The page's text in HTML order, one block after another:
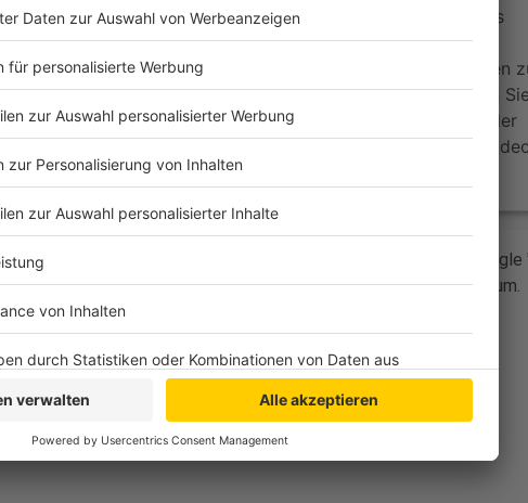
Wir verwenden einen Service eines
Drittanbieters, um Videoinhalte
einzubetten. Dieser Service kann Daten
Ihren Aktivitäten sammeln. Bitte lesen
die Details durch und stimmen Sie der
Nutzung des Service zu, um dieses
Platform
Rea Garvey, der irische Musiker und Songwriter, hat seine neue
veröffentlicht. Der Song ist der Vorbote zu einem Soundtrackalbum.
Anzeige
Der Moment der Verhaftung
Anzeige